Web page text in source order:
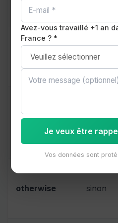
consequently
nevertheless
otherwise sinon
Avez-vous travaillé +1 an
France ? *
Je veux être
Vos données sont